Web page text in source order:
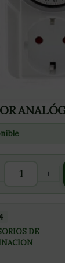
+
DE